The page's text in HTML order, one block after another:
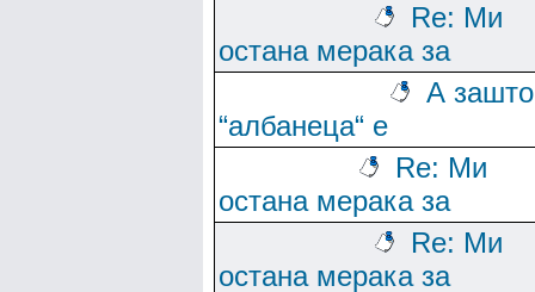
Re: Ми
остана мерака за
А зашто
“албанеца“ е
Re: Ми
остана мерака за
Re: Ми
остана мерака за